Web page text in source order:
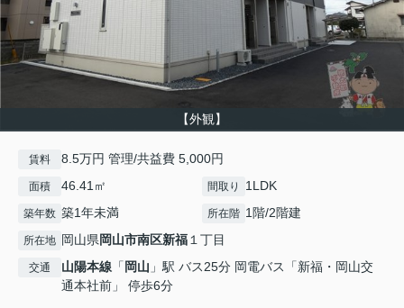
【外観】
賃料 8.5万円 管理/共益費 5,000円
面積 46.41㎡ 間取り 1LDK
築年数 築1年未満 所在階 1階/2階建
所在地 岡山県岡山市南区新福１丁目
交通 山陽本線 「 岡山 」駅 バス25分 岡電バス「新福・岡山交
通本社前」 停歩6分